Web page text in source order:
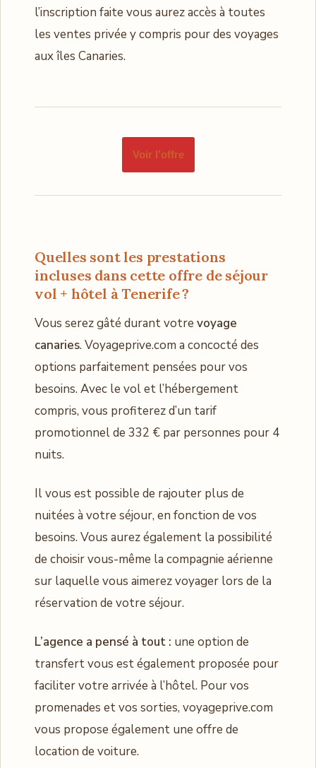
l’inscription faite vous aurez accès à toutes
les ventes privée y compris pour des voyages
aux îles Canaries.
Voir l’offre
Quelles sont les prestations
incluses dans cette offre de séjour
vol + hôtel à Tenerife ?
Vous serez gâté durant votre voyage
canaries. Voyageprive.com a concocté des
options parfaitement pensées pour vos
besoins. Avec le vol et l’hébergement
compris, vous profiterez d’un tarif
promotionnel de 332 € par personnes pour 4
nuits.
Il vous est possible de rajouter plus de
nuitées à votre séjour, en fonction de vos
besoins. Vous aurez également la possibilité
de choisir vous-même la compagnie aérienne
sur laquelle vous aimerez voyager lors de la
réservation de votre séjour.
L’agence a pensé à tout : une option de
transfert vous est également proposée pour
faciliter votre arrivée à l’hôtel. Pour vos
promenades et vos sorties, voyageprive.com
vous propose également une offre de
location de voiture.